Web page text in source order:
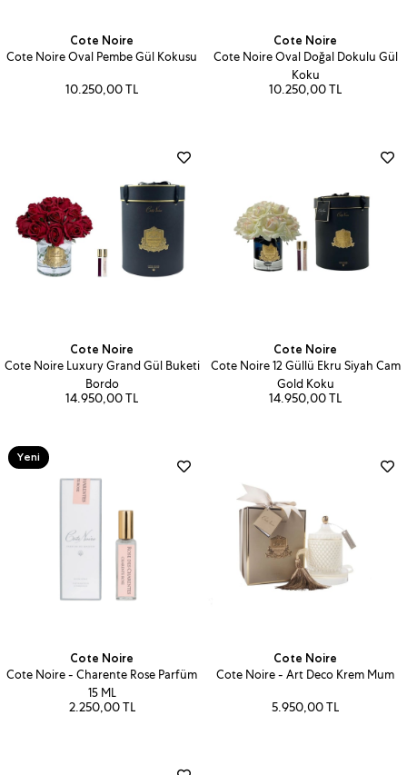
Cote Noire
Cote Noire Oval Pembe Gül Kokusu
10.250,00 TL
Cote Noire
Cote Noire Oval Doğal Dokulu Gül
Koku
10.250,00 TL
Cote Noire
Cote Noire Luxury Grand Gül Buketi
Bordo
14.950,00 TL
Cote Noire
Cote Noire 12 Güllü Ekru Siyah Cam
Gold Koku
14.950,00 TL
Cote Noire
Cote Noire - Charente Rose Parfüm
15 ML
2.250,00 TL
Yeni
Cote Noire
Cote Noire - Art Deco Krem Mum
5.950,00 TL